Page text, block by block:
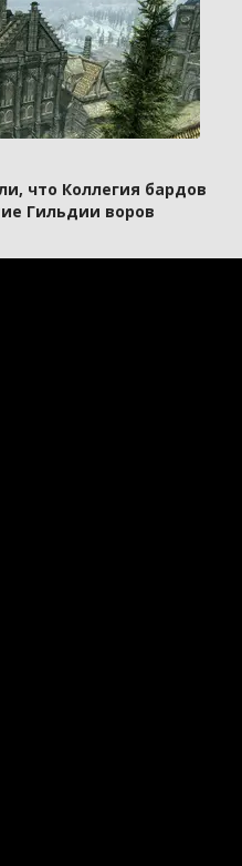
что Коллегия бардов
Гильдии воров